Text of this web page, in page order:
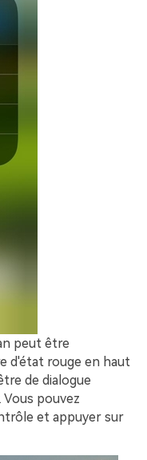
peut être
d'état rouge en haut
de dialogue
. Vous pouvez
et appuyer sur